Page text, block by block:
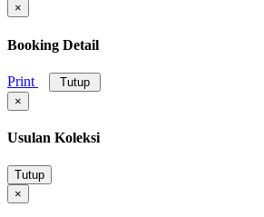
×
Booking Detail
Print
Tutup
×
Usulan Koleksi
Tutup
×